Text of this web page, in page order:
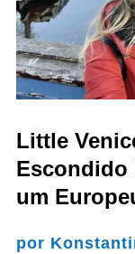
Little
Escondido
um
por